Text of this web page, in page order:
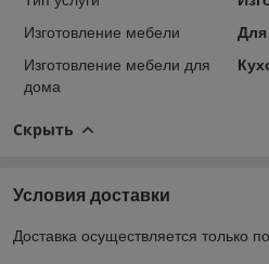
Изготовление мебели
Изготовление мебели для
дома
Скрыть
Условия доставки
Доставка осуществляется только